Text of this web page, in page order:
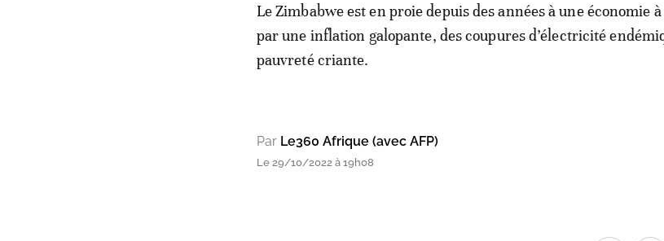
Le Zimbabwe est en proie depuis des années à une économie
par une inflation galopante, des coupures d’électricité
pauvreté criante.
Par Le360 Afrique (avec AFP)
Le 29/10/2022 à 19h08